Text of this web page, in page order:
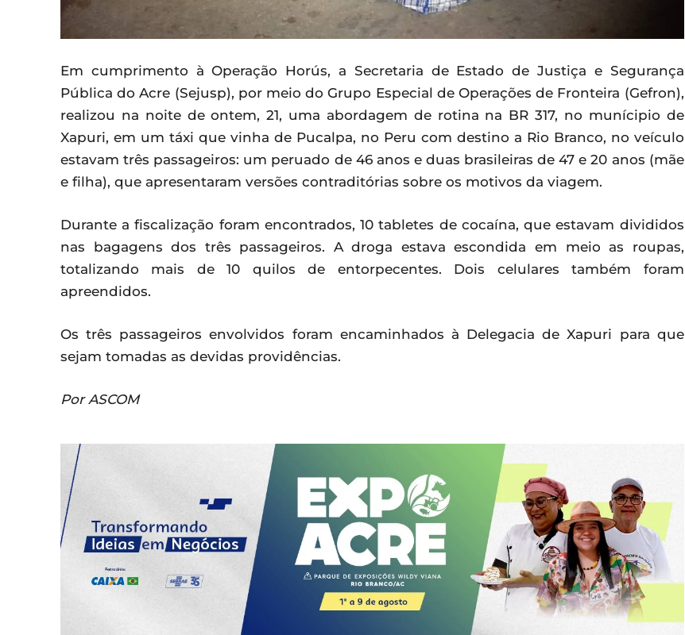
Em cumprimento à Operação Horús, a Secretaria de Estado de Justiça e Segurança
Pública do Acre (Sejusp), por meio do Grupo Especial de Operações de Fronteira (Gefron),
realizou na noite de ontem, 21, uma abordagem de rotina na BR 317, no munícipio de
Xapuri, em um táxi que vinha de Pucalpa, no Peru com destino a Rio Branco, no veículo
estavam três passageiros: um peruado de 46 anos e duas brasileiras de 47 e 20 anos (mãe
e filha), que apresentaram versões contraditórias sobre os motivos da viagem.
Durante a fiscalização foram encontrados, 10 tabletes de cocaína, que estavam divididos
nas bagagens dos três passageiros. A droga estava escondida em meio as roupas,
totalizando mais de 10 quilos de entorpecentes. Dois celulares também foram
apreendidos.
Os três passageiros envolvidos foram encaminhados à Delegacia de Xapuri para que
sejam tomadas as devidas providências.
Por ASCOM